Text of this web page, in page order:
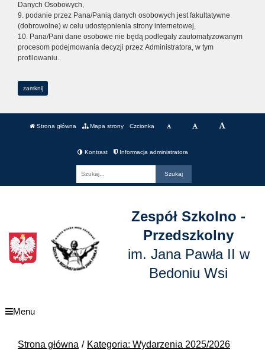
Danych Osobowych,
9. podanie przez Pana/Panią danych osobowych jest fakultatywne
(dobrowolne) w celu udostępnienia strony internetowej,
10. Pana/Pani dane osobowe nie będą podlegały zautomatyzowanym
procesom podejmowania decyzji przez Administratora, w tym
profilowaniu.
zamknij
Strona główna Mapa strony Czcionka
Kontrast Informacja administratora
Zespół Szkolno -
Przedszkolny
im. Jana Pawła II w
Bedoniu Wsi
Menu
Strona główna
Kategoria: Wydarzenia 2025/2026